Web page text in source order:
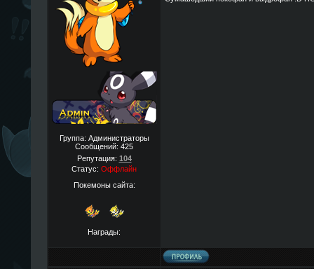
Группа: Администраторы
Сообщений: 425
Репутация: 104
Статус: Оффлайн
Покемоны сайта:
Награды: